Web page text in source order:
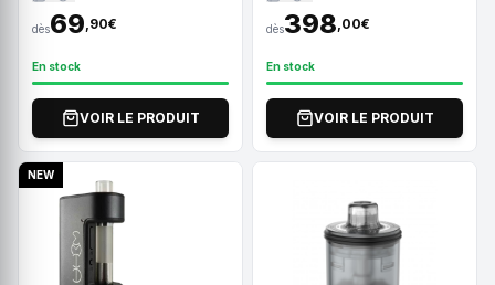
dès69,90€
En stock
VOIR LE PRODUIT
dès398,00€
En stock
VOIR LE PRODUIT
NEW